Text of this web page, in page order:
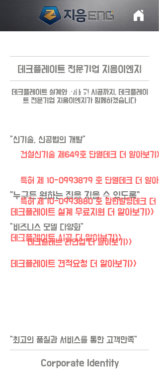
데크플레이트 전문기업 지음이엔지
데크플레이트 ​설계와 납품 및 시공까지, 데크플레이
트 전문기업 지음이엔지가 함께하겠습니다
MISSION
"누구든 원하는 집을 지을 수 있도록"
데크플레이트 설계 무료지원 더 알아보기>>
데크플레이트 시공 더 알아보기>>
데크플레이트 견적요청 더 알아보기>>
OUR
VISI
"신기술, 신공법의 개발"
건설신기술 제649호 단열데크 더 알아보기>>
특허 제 10-0993879 호 단열데크 더 알아
특허 제 10-0993880 호 합판탈형데크 더
"비즈니스 모델 다양화"
데크슬래브 라인업 더 알아보기>>
"최고의 품질과 서비스를 통한 고객만족"
Corporate Identity